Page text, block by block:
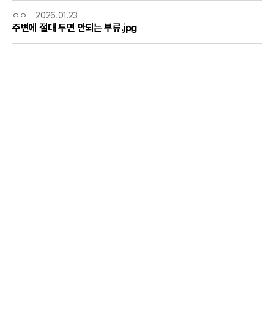
ㅇㅇ 2026.01.23
주변에 절대 두면 안되는 부류.jpg